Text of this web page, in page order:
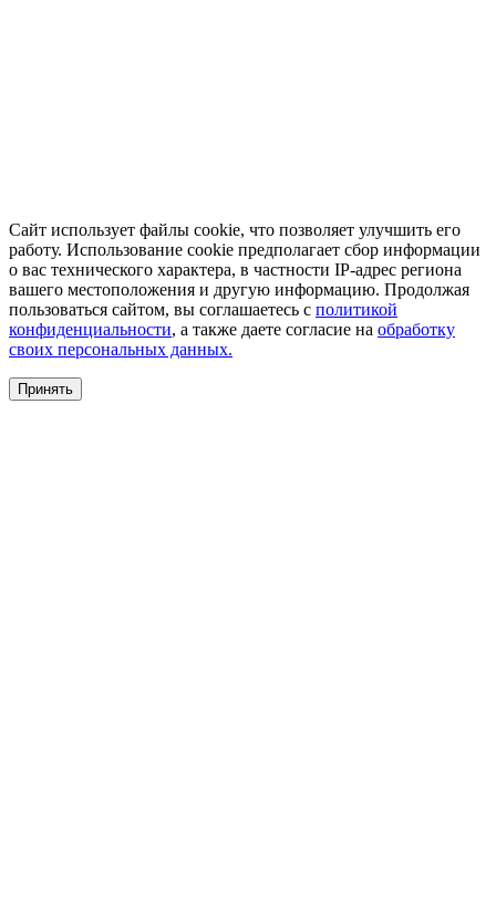
Сайт использует файлы cookie, что позволяет улучшить его
работу. Использование cookie предполагает сбор информации
о вас технического характера, в частности IP-адрес региона
вашего местоположения и другую информацию. Продолжая
пользоваться сайтом, вы соглашаетесь с политикой
конфиденциальности, а также даете согласие на обработку
своих персональных данных.
Принять